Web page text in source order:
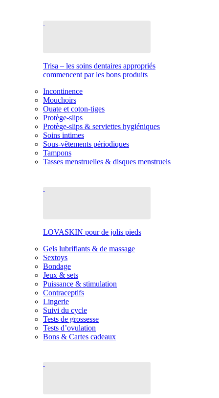
Trisa – les soins dentaires appropriés
commencent par les bons produits
Incontinence
Mouchoirs
Ouate et coton-tiges
Protège-slips
Protège-slips & serviettes hygiéniques
Soins intimes
Sous-vêtements périodiques
Tampons
Tasses menstruelles & disques menstruels
LOVASKIN pour de jolis pieds
Gels lubrifiants & de massage
Sextoys
Bondage
Jeux & sets
Puissance & stimulation
Contraceptifs
Lingerie
Suivi du cycle
Tests de grossesse
Tests d’ovulation
Bons & Cartes cadeaux